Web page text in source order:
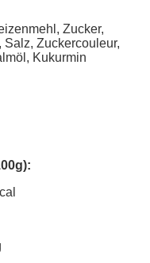
Zucker,
Salz, Zuckercouleur,
Kukurmin